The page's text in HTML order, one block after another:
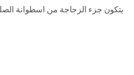
يتكون جزء الزجاجة من اسطوانة